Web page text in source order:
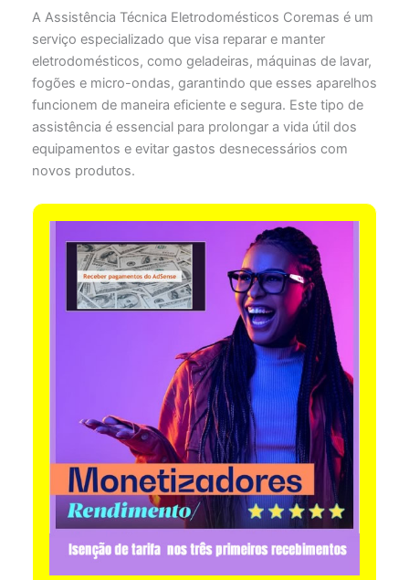
A Assistência Técnica Eletrodomésticos Coremas é um
serviço especializado que visa reparar e manter
eletrodomésticos, como geladeiras, máquinas de lavar,
fogões e micro-ondas, garantindo que esses aparelhos
funcionem de maneira eficiente e segura. Este tipo de
assistência é essencial para prolongar a vida útil dos
equipamentos e evitar gastos desnecessários com
novos produtos.